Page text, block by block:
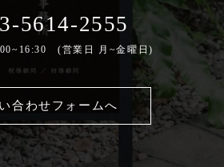
5614-2555
(営業日 月~金曜日)
合わせフォームへ